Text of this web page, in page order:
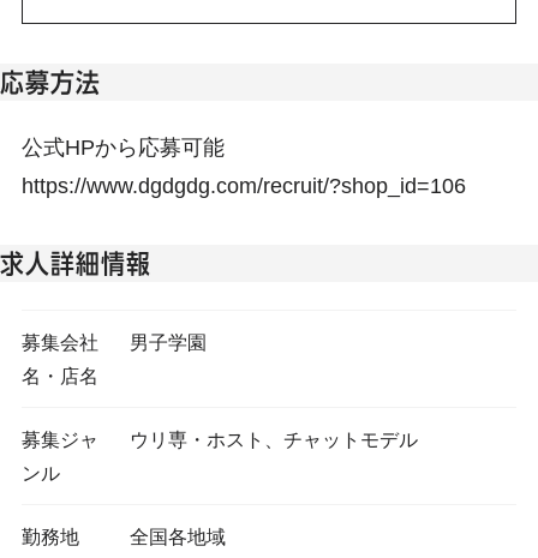
応募方法
公式HPから応募可能
https://www.dgdgdg.com/recruit/?shop_id=106
求人詳細情報
募集会社
名・店名
男子学園
募集ジャ
ンル
ウリ専・ホスト、チャットモデル
勤務地 全国各地域